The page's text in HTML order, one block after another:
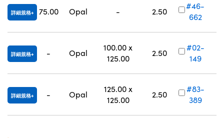
詳細規格 75.00 Opal - 2.50
#46-
662
詳細規格 - Opal
100.00 x
125.00
2.50
#02-
149
詳細規格 - Opal
125.00 x
125.00
2.50
#83-
389